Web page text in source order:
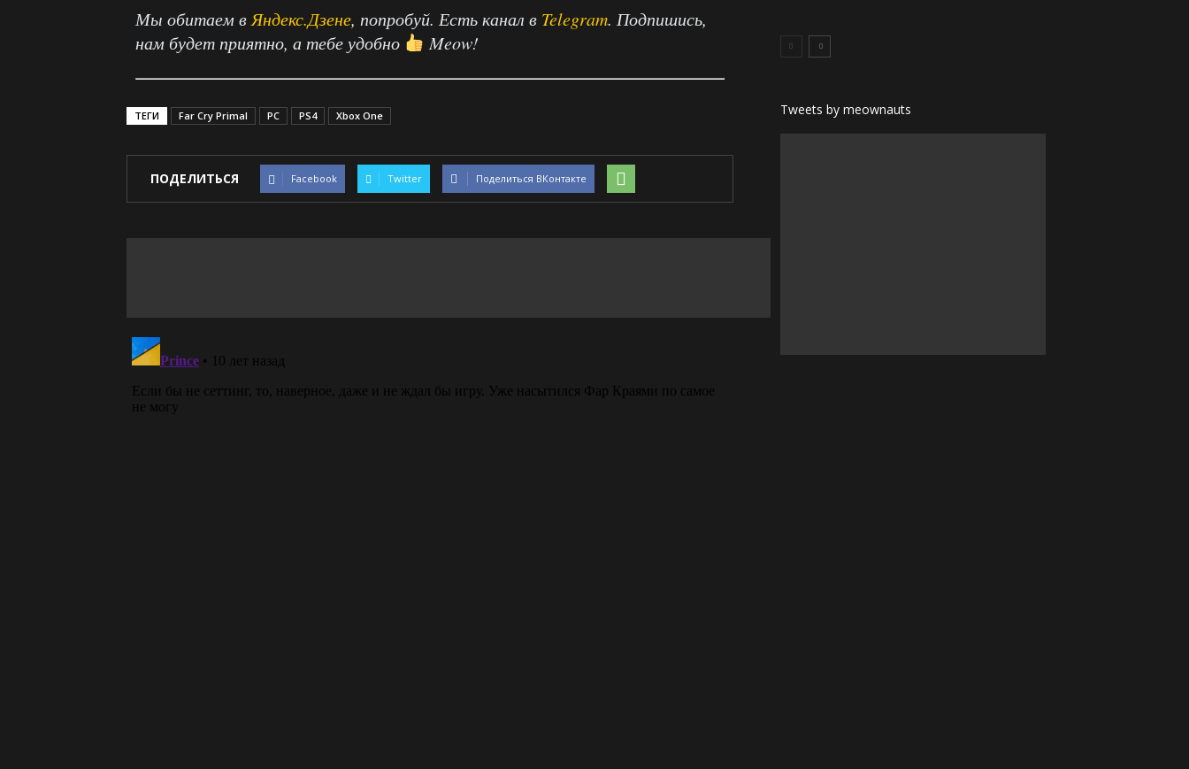
Мы обитаем в Яндекс.Дзене, попробуй. Есть канал в Telegram. Подпишись,
нам будет приятно, а тебе удобно
Meow!
ТЕГИ Far Cry Primal PC PS4 Xbox One
ПОДЕЛИТЬСЯ Facebook Twitter Поделиться ВКонтакте
Tweets by meownauts